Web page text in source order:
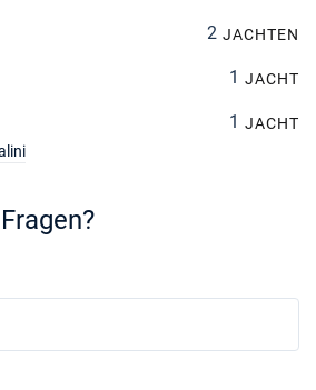
2 JACHTEN
1 JACHT
1 JACHT